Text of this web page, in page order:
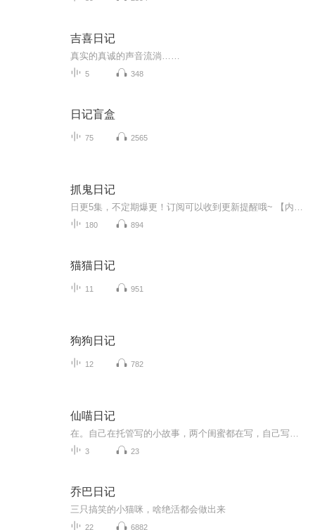
吉喜日记
真实的真诚的声音流淌……
5 348
日记盲盒
75 2565
抓鬼日记
180 894
猫猫日记
11 951
狗狗日记
12 782
仙喵日记
3 23
乔巴日记
三只搞笑的小猫咪，啥绝活都会做出来
22 6882